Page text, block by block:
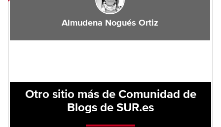
Almudena Nogués Ortiz
Otro sitio más de Comunidad de
Blogs de SUR.es